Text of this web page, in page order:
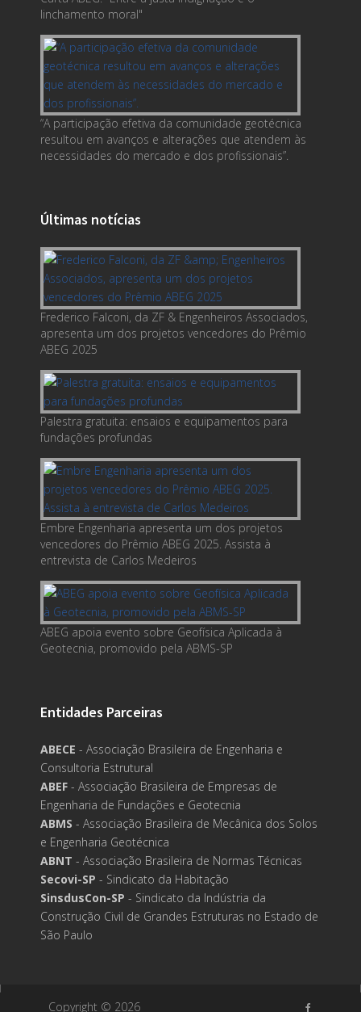
linchamento moral"
“A participação efetiva da comunidade geotécnica
resultou em avanços e alterações que atendem às
necessidades do mercado e dos profissionais”.
Últimas notícias
Frederico Falconi, da ZF & Engenheiros Associados,
apresenta um dos projetos vencedores do Prêmio
ABEG 2025
Palestra gratuita: ensaios e equipamentos para
fundações profundas
Embre Engenharia apresenta um dos projetos
vencedores do Prêmio ABEG 2025. Assista à
entrevista de Carlos Medeiros
ABEG apoia evento sobre Geofísica Aplicada à
Geotecnia, promovido pela ABMS-SP
Entidades Parceiras
ABECE - Associação Brasileira de Engenharia e
Consultoria Estrutural
ABEF - Associação Brasileira de Empresas de
Engenharia de Fundações e Geotecnia
ABMS - Associação Brasileira de Mecânica dos Solos
e Engenharia Geotécnica
ABNT - Associação Brasileira de Normas Técnicas
Secovi-SP - Sindicato da Habitação
SinsdusCon-SP - Sindicato da Indústria da
Construção Civil de Grandes Estruturas no Estado de
São Paulo
Copyright © 2026